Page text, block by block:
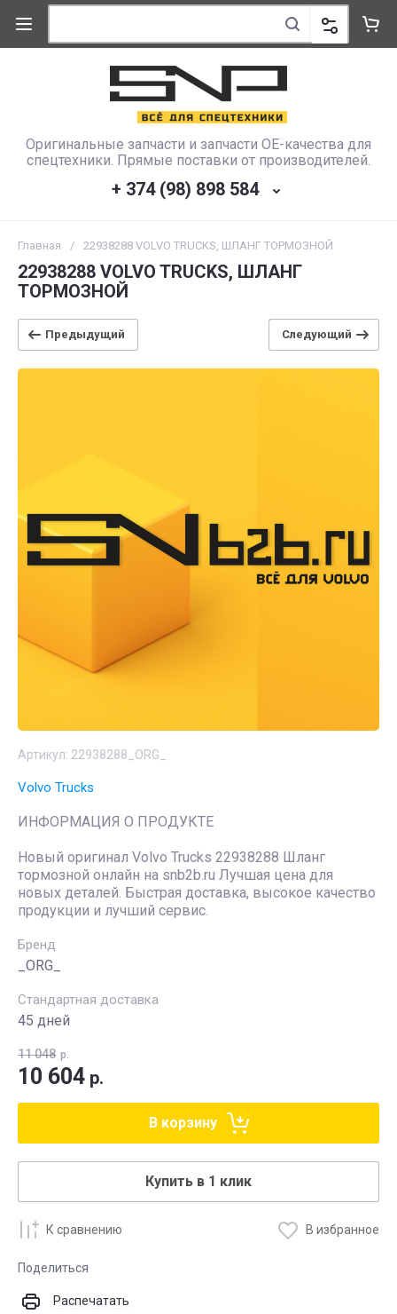
Оригинальные запчасти и запчасти OE-качества для
спецтехники. Прямые поставки от производителей.
+ 374 (98) 898 584
Главная / 22938288 VOLVO TRUCKS, ШЛАНГ ТОРМОЗНОЙ
22938288 VOLVO TRUCKS, ШЛАНГ
ТОРМОЗНОЙ
Предыдущий Следующий
Артикул: 22938288_ORG_
Volvo Trucks
ИНФОРМАЦИЯ О ПРОДУКТЕ
Новый оригинал Volvo Trucks 22938288 Шланг
тормозной онлайн на snb2b.ru Лучшая цена для
новых деталей. Быстрая доставка, высокое качество
продукции и лучший сервис.
Бренд
_ORG_
Стандартная доставка
45 дней
11 048 р.
10 604 р.
В корзину
Купить в 1 клик
К сравнению В избранное
Поделиться
Распечатать